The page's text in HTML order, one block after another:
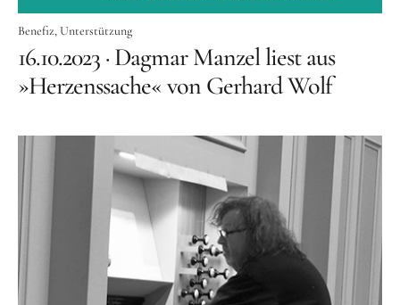
Benefiz Unterstützung
16.10.2023 · Dagmar Manzel liest aus
»Herzenssache« von Gerhard Wolf